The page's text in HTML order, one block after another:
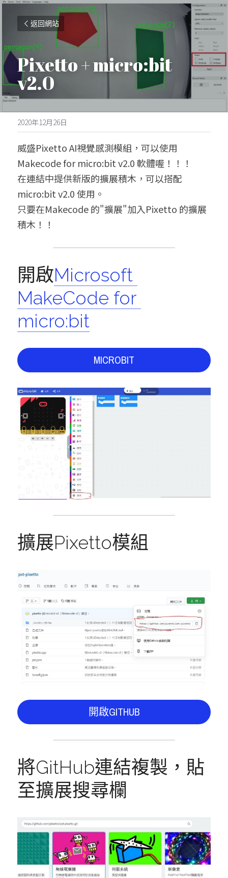
返回網站
Pixetto + micro:bit
v2.0
2020年12月26日
威盛Pixetto AI視覺感測模組，可以使用
Makecode for micro:bit v2.0 軟體喔！！！
在連結中提供新版的擴展積木，可以搭配
micro:bit v2.0 使用。
只要在Makecode 的"擴展"加入Pixetto 的擴展
積木！！
開啟Microsoft
MakeCode for
micro:bit
MICROBIT
擴展Pixetto模組
開啟GITHUB
將GitHub連結複製，貼
至擴展搜尋欄